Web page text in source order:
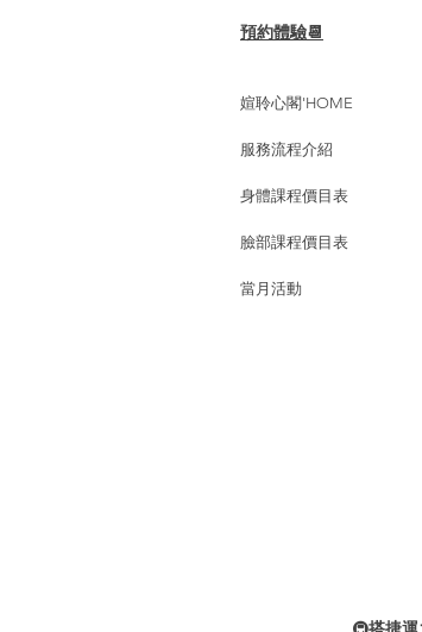
預約體驗📆
媗聆心閣'HOME
服務流程介紹
身體課程價目表
臉部課程價目表
當月活動